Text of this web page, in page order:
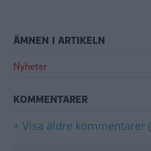
ÄMNEN I ARTIKELN
Nyheter
KOMMENTARER
+ Visa äldre kommentarer